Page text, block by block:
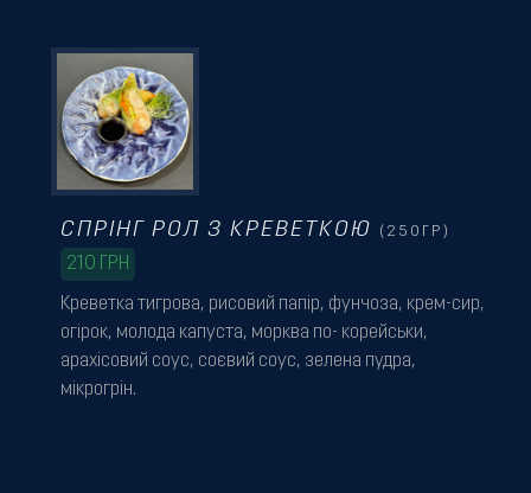
Креветка тигрова, рисовий папір, фунчоза, крем-сир,
огірок, молода капуста, морква по- корейськи,
арахісовий соус, соєвий соус, зелена пудра,
мікрогрін.
СПРІНГ РОЛ З КРЕВЕТКОЮ (250ГР)
210 ГРН